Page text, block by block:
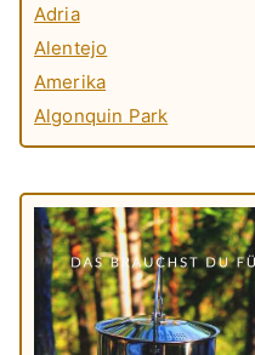
Adria
Alentejo
Amerika
Algonquin Park